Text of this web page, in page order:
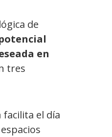
de
en
tres
el día